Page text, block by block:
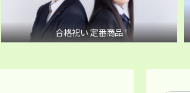
合格祝い 定番商品